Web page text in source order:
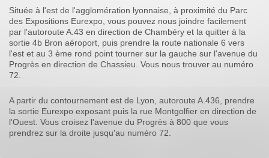
Située à l'est de l'agglomération lyonnaise, à proximité du Parc
des Expositions Eurexpo, vous pouvez nous joindre facilement
par l'autoroute A.43 en direction de Chambéry et la quitter à la
sortie 4b Bron aéroport, puis prendre la route nationale 6 vers
l'est et au 3 ème rond point tourner sur la gauche sur l'avenue du
Progrès en direction de Chassieu. Vous nous trouver au numéro
72.
A partir du contournement est de Lyon, autoroute A.436, prendre
la sortie Eurexpo exposant puis la rue Montgolfier en direction de
l'Ouest. Vous croisez l'avenue du Progrès à 800 que vous
prendrez sur la droite jusqu'au numéro 72.